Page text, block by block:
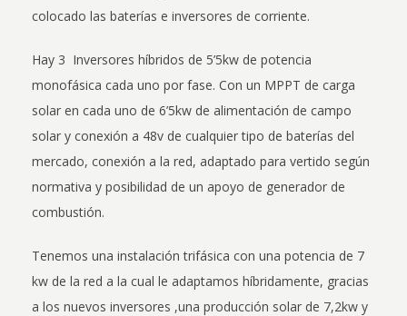
colocado las baterías e inversores de corriente.
Hay 3 Inversores híbridos de 5’5kw de potencia
monofásica cada uno por fase. Con un MPPT de carga
solar en cada uno de 6’5kw de alimentación de campo
solar y conexión a 48v de cualquier tipo de baterías del
mercado, conexión a la red, adaptado para vertido según
normativa y posibilidad de un apoyo de generador de
combustión.
Tenemos una instalación trifásica con una potencia de 7
kw de la red a la cual le adaptamos híbridamente, gracias
a los nuevos inversores ,una producción solar de 7,2kw y